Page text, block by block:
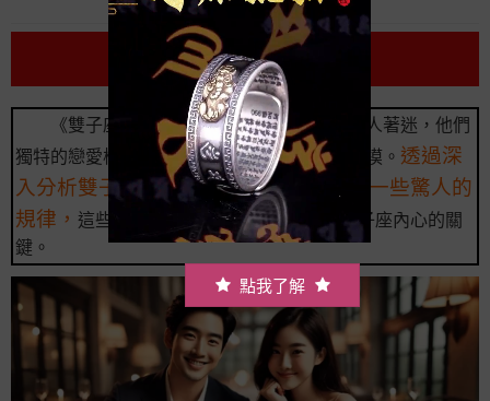
前言
《雙子座愛上一個人》的表現方式總是令人著迷，他們
獨特的戀愛模式和思維邏輯，往往讓人難以捉摸。 透過深
入分析雙子座的感情世界，我們發現了一些驚人的
規律， 這些隱藏的《愛情密碼》正是打開雙子座內心的關
鍵。
點我了解